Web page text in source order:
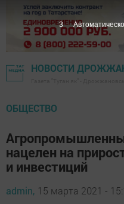
НОВОСТИ
ОБЩЕСТВО
нацелен на
и инвестиций
admin, 15 марта 2021 -
3